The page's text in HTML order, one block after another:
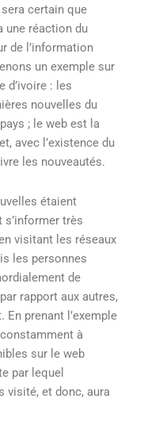
certain que
une réaction du
de l’information
un exemple sur
d’ivoire : les
nouvelles du
; le web est la
avec l’existence du
les nouveautés.
étaient
s’informer très
visitant les réseaux
les personnes
de
rapport aux autres,
prenant l’exemple
à
sur le web
par lequel
visité, et donc, aura